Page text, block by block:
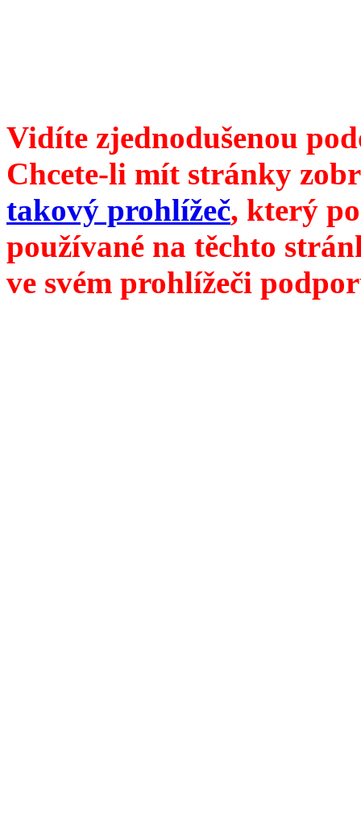
Vidíte zjednodušenou
Chcete-li mít stránky
takový prohlížeč, který
používané na těchto
ve svém prohlížeči